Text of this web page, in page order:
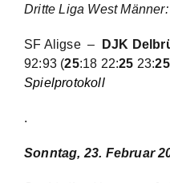
Dritte Liga West Männer
SF Aligse – DJK
92:93 (25:18 22:25 23:25
Spielprotokoll
.
Sonntag, 23. Februar